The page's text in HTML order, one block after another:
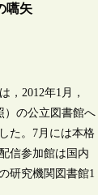
嚆矢
2012年1月，
）の公立図書館へ
た。7月には本格
信参加館は国内
研究機関図書館1